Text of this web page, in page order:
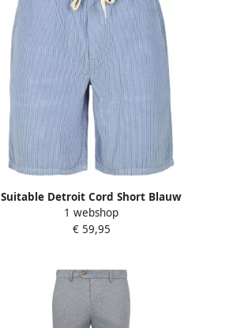
Suitable Detroit Cord Short Blauw
1 webshop
€ 59,95